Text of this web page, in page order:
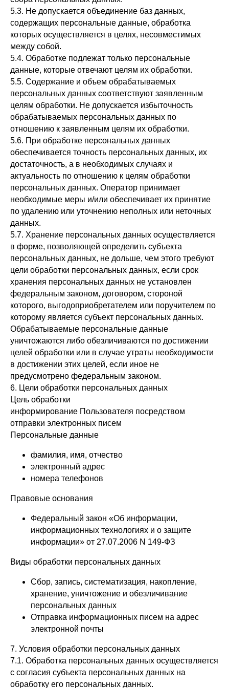
5.3. Не допускается объединение баз данных,
содержащих персональные данные, обработка
которых осуществляется в целях, несовместимых
между собой.
5.4. Обработке подлежат только персональные
данные, которые отвечают целям их обработки.
5.5. Содержание и объем обрабатываемых
персональных данных соответствуют заявленным
целям обработки. Не допускается избыточность
обрабатываемых персональных данных по
отношению к заявленным целям их обработки.
5.6. При обработке персональных данных
обеспечивается точность персональных данных, их
достаточность, а в необходимых случаях и
актуальность по отношению к целям обработки
персональных данных. Оператор принимает
необходимые меры и/или обеспечивает их принятие
по удалению или уточнению неполных или неточных
данных.
5.7. Хранение персональных данных осуществляется
в форме, позволяющей определить субъекта
персональных данных, не дольше, чем этого требуют
цели обработки персональных данных, если срок
хранения персональных данных не установлен
федеральным законом, договором, стороной
которого, выгодоприобретателем или поручителем по
которому является субъект персональных данных.
Обрабатываемые персональные данные
уничтожаются либо обезличиваются по достижении
целей обработки или в случае утраты необходимости
в достижении этих целей, если иное не
предусмотрено федеральным законом.
6. Цели обработки персональных данных
Цель обработки
информирование Пользователя посредством
отправки электронных писем
Персональные данные
фамилия, имя, отчество
электронный адрес
номера телефонов
Правовые основания
Федеральный закон «Об информации,
информационных технологиях и о защите
информации» от 27.07.2006 N 149-ФЗ
Виды обработки персональных данных
Сбор, запись, систематизация, накопление,
хранение, уничтожение и обезличивание
персональных данных
Отправка информационных писем на адрес
электронной почты
7. Условия обработки персональных данных
7.1. Обработка персональных данных осуществляется
с согласия субъекта персональных данных на
обработку его персональных данных.